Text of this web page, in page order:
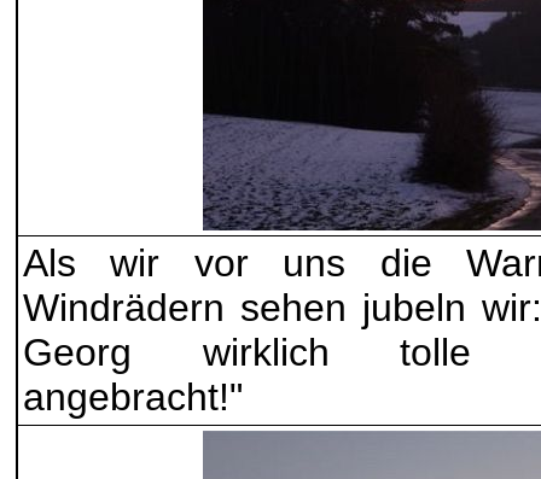
Als wir vor uns die
Windrädern sehen jubeln
Georg wirklich tolle
angebracht!"